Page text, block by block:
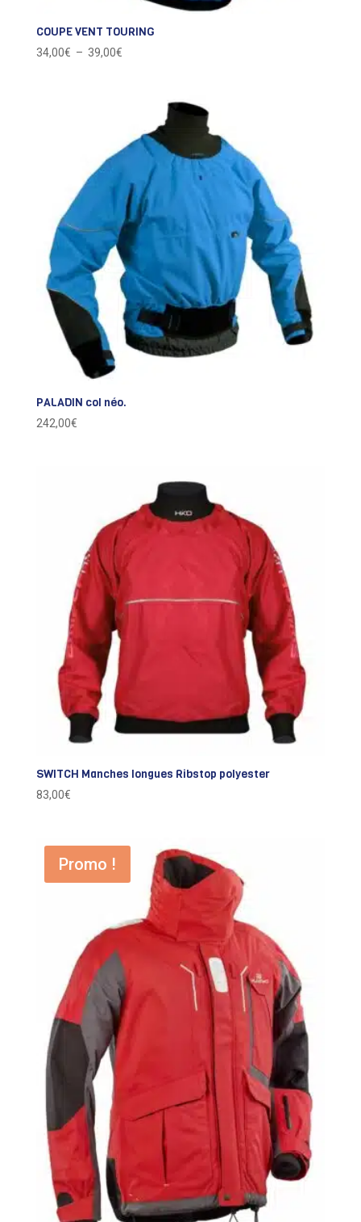
COUPE VENT TOURING
34,00€ – 39,00€Plage
39,00€
PALADIN col néo.
242,00€
SWITCH Manches longues Ribstop polyester
83,00€
Promo !